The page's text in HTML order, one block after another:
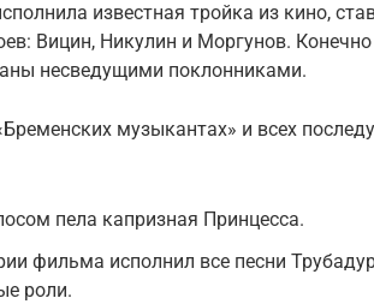
известная тройка из кино,
Вицин, Никулин и Моргунов. Конечно
несведущими поклонниками.
музыкантах» и всех
пела капризная Принцесса.
фильма исполнил все песни
роли.